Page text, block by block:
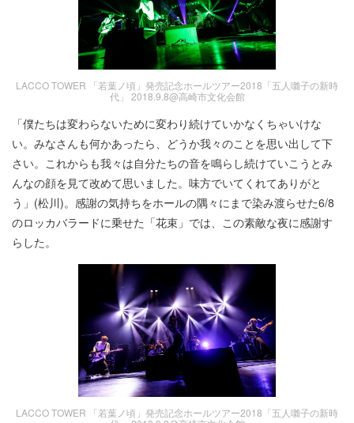
LACCO TOWER 「若葉ノ頃」発売記念ホールツアー2018「五人囃子の新時
代」 2018.9.8@高崎市文化会館
「僕たちは変わらないために変わり続けていかなくちゃいけな
い。みなさんも何かあったら、どうか我々のことを思い出して下
さい。これからも我々は自分たちの音を鳴らし続けていこうとみ
んなの顔を見て改めて思いました。味方でいてくれてありがと
う」(松川)。感謝の気持ちをホールの隅々にまで染み渡らせた6/8
のロッカバラードに乗せた「花束」では、この素敵な夜に感謝す
らした。
LACCO TOWER 「若葉ノ頃」発売記念ホールツアー2018「五人囃子の新時